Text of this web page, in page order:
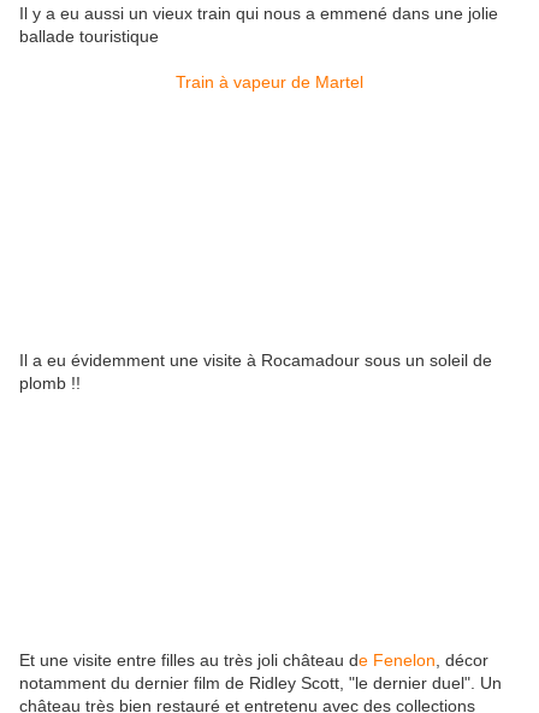
Il y a eu aussi un vieux train qui nous a emmené dans une jolie
ballade touristique
Train à vapeur de Martel
Il a eu évidemment une visite à Rocamadour sous un soleil de
plomb !!
Et une visite entre filles au très joli château de Fenelon , décor
notamment du dernier film de Ridley Scott, "le dernier duel". Un
château très bien restauré et entretenu avec des collections